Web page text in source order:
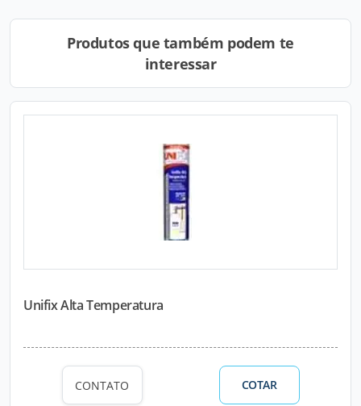
Produtos que também podem te
interessar
Unifix Alta Temperatura
CONTATO COTAR